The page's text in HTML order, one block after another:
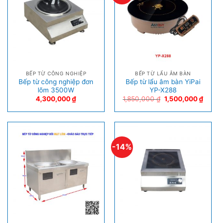
BẾP TỪ CÔNG NGHIỆP
Bếp từ công nghiệp đơn
lõm 3500W
4,300,000₫
BẾP TỪ LẨU ÂM BÀN
Bếp từ lẩu âm bàn YiPai
YP-X288
1,850,000₫ 1,500,000₫
-14%